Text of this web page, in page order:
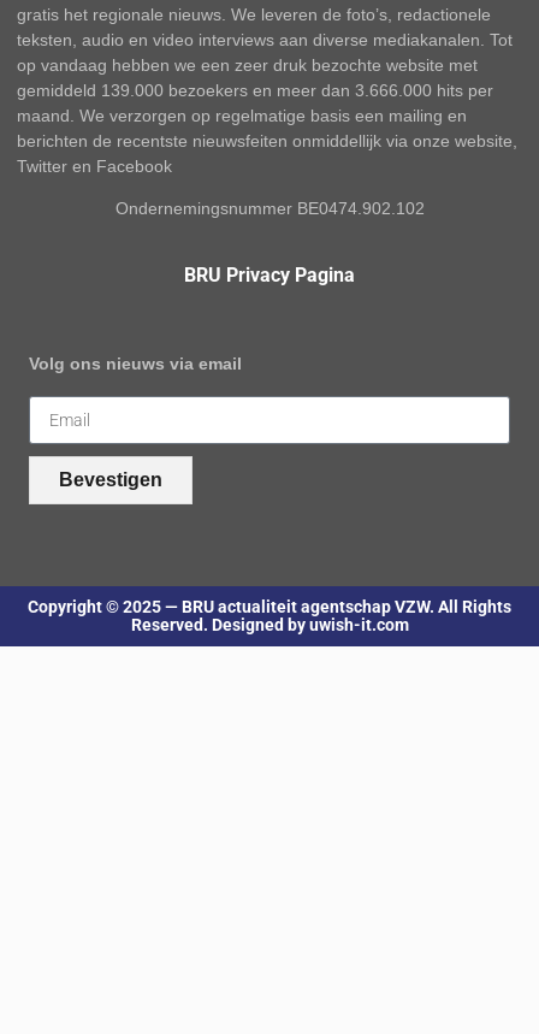
gratis het regionale nieuws. We leveren de foto’s, redactionele
teksten, audio en video interviews aan diverse mediakanalen. Tot
op vandaag hebben we een zeer druk bezochte website met
gemiddeld 139.000 bezoekers en meer dan 3.666.000 hits per
maand. We verzorgen op regelmatige basis een mailing en
berichten de recentste nieuwsfeiten onmiddellijk via onze website,
Twitter en Facebook
Ondernemingsnummer BE0474.902.102
BRU Privacy Pagina
Volg ons nieuws via email
Bevestigen
Copyright © 2025 — BRU actualiteit agentschap VZW. All Rights
Reserved. Designed by uwish-it.com